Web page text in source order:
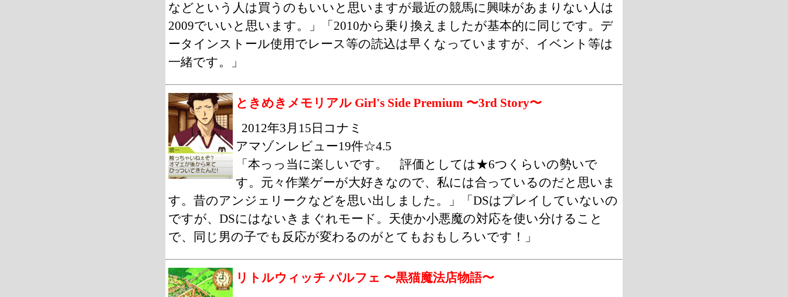
などという人は買うのもいいと思いますが最近の競馬に興味があまりない人は
2009でいいと思います。」「2010から乗り換えましたが基本的に同じです。デ
ータインストール使用でレース等の読込は早くなっていますが、イベント等は
一緒です。」
ときめきメモリアル Girl's Side Premium 〜3rd Story〜
2012年3月15日コナミ
アマゾンレビュー19件☆4.5
「本っっ当に楽しいです。 評価としては★6つくらいの勢いで
す。元々作業ゲーが大好きなので、私には合っているのだと思いま
す。昔のアンジェリークなどを思い出しました。」「DSはプレイしていないの
ですが、DSにはないきまぐれモード。天使か小悪魔の対応を使い分けること
で、同じ男の子でも反応が変わるのがとてもおもしろいです！」
リトルウィッチ パルフェ 〜黒猫魔法店物語〜